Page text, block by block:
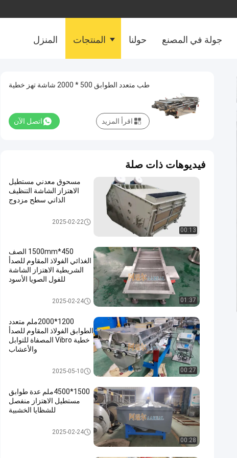
المنزل المنتجات حولنا جولة في المصنع
طب متعدد الطوابق 500 * 2000 شاشة تهز خطية
اتصل الآن اقرأ المزيد
فيديوهات ذات صلة
00:13
مسحوق معدني مستطيل
الاهتزاز الشاشة التنظيف
الذاتي سطح مزدوج
الشاشة الملتوية الاهتزاز2025-02-22
01:37
450*1500mm الصف
الغذائي الفولاذ المقاوم للصدأ
الشريطية الاهتزاز الشاشة
للفول الصويا الأسود
الشاشة الملتوية الاهتزاز2025-02-24
00:27
1200*2000ملم متعدد
الطوابق الفولاذ المقاوم للصدأ
خطية Vibro المصفاة للتوابل
والأعشاب
الشاشة الملتوية الاهتزاز2025-05-10
00:28
1500*4500ملم عدة طوابق
مستطيل الاهتزاز منفصل
للشظايا الخشبية
الشاشة الملتوية الاهتزاز2025-02-24